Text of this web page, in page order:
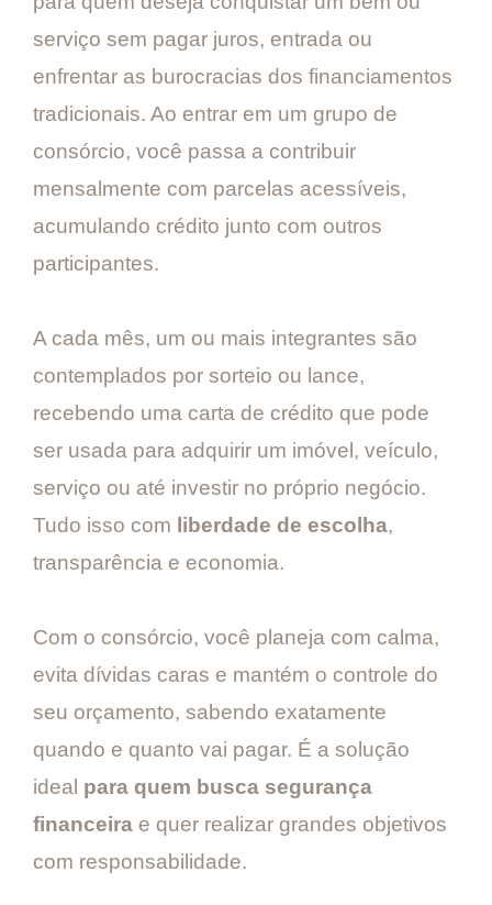
serviço sem pagar juros, entrada ou
enfrentar as burocracias dos financiamentos
tradicionais. Ao entrar em um grupo de
consórcio, você passa a contribuir
mensalmente com parcelas acessíveis,
acumulando crédito junto com outros
participantes.
A cada mês, um ou mais integrantes são
contemplados por sorteio ou lance,
recebendo uma carta de crédito que pode
ser usada para adquirir um imóvel, veículo,
serviço ou até investir no próprio negócio.
Tudo isso com liberdade de escolha,
transparência e economia.
Com o consórcio, você planeja com calma,
evita dívidas caras e mantém o controle do
seu orçamento, sabendo exatamente
quando e quanto vai pagar. É a solução
ideal para quem busca segurança
financeira e quer realizar grandes objetivos
com responsabilidade.